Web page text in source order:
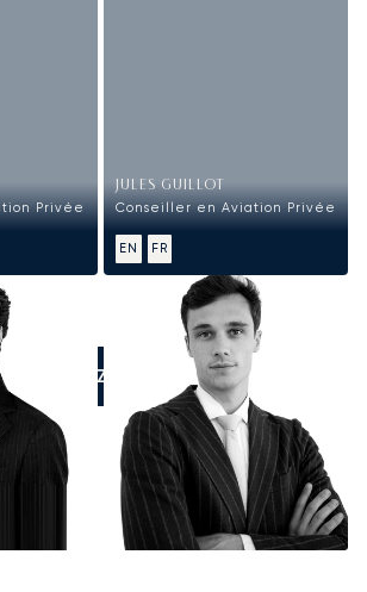
Privée
JULES GUILLOT
Conseiller en Aviation Privée
EN FR
APPELEZ-NOUS